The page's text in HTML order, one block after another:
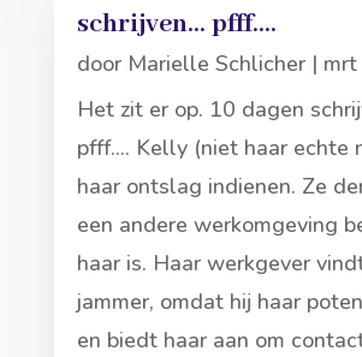
schrijven… pfff….
door Marielle Schlicher|
Het zit er op. 10 dagen
pfff.... Kelly (niet haar echte
haar ontslag indienen. Ze
een andere werkomgeving
haar is. Haar werkgever
jammer, omdat hij haar
en biedt haar aan om